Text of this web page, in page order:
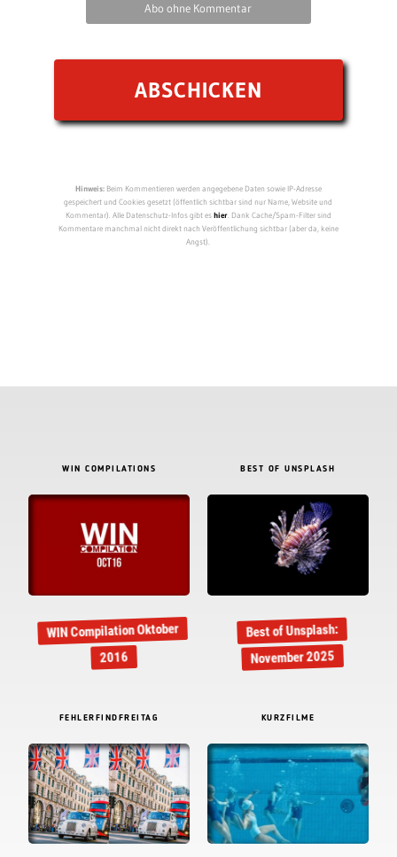
Abo ohne Kommentar
Hinweis:Beim Kommentieren werden angegebene Daten sowie IP-Adresse
gespeichert und Cookies gesetzt (öffentlich sichtbar sind nur Name, Website und
Kommentar). Alle Datenschutz-Infos gibt eshier. Dank Cache/Spam-Filter sind
Kommentare manchmal nicht direkt nach Veröffentlichung sichtbar (aber da, keine
Angst).
WIN COMPILATIONS
WIN Compilation Oktober
2016
BEST OF UNSPLASH
Best of Unsplash:
November 2025
FEHLERFINDFREITAG KURZFILME